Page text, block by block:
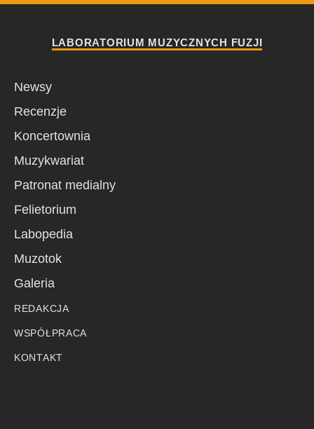
LABORATORIUM MUZYCZNYCH FUZJI
Newsy
Recenzje
Koncertownia
Muzykwariat
Patronat medialny
Felietorium
Labopedia
Muzotok
Galeria
REDAKCJA
WSPÓŁPRACA
KONTAKT